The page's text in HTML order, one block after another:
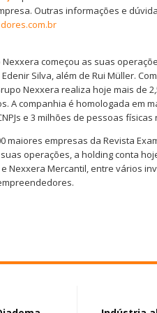
Outras informações e
começou as suas
Silva, além de Rui Müller.
Nexxera realiza hoje mais de
A companhia é homologada em
e 3 milhões de pessoas
maiores empresas da Revista
operações, a holding conta
Nexxera Mercantil, entre vários